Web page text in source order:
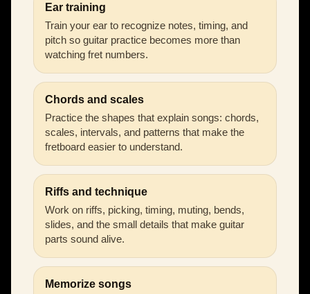
Ear training
Train your ear to recognize notes, timing, and
pitch so guitar practice becomes more than
watching fret numbers.
Chords and scales
Practice the shapes that explain songs: chords,
scales, intervals, and patterns that make the
fretboard easier to understand.
Riffs and technique
Work on riffs, picking, timing, muting, bends,
slides, and the small details that make guitar
parts sound alive.
Memorize songs